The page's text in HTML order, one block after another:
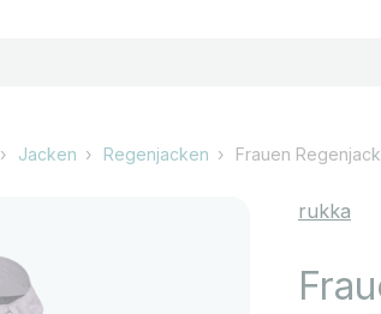
Jacken Regenjacken Frauen
rukka